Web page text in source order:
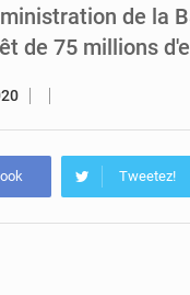
de la
de 75 millions
Tweetez!